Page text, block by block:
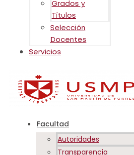
Grados y
Títulos
Selección
Docentes
Servicios
Facultad
Autoridades
Transparencia